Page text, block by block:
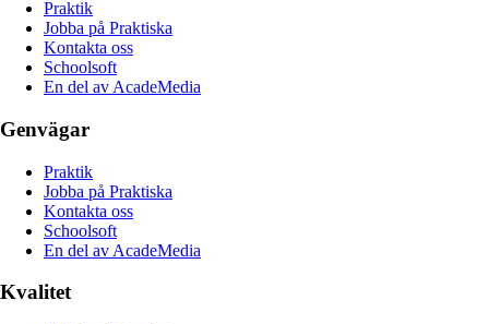
Praktik
Jobba på Praktiska
Kontakta oss
Schoolsoft
En del av AcadeMedia
Genvägar
Praktik
Jobba på Praktiska
Kontakta oss
Schoolsoft
En del av AcadeMedia
Kvalitet